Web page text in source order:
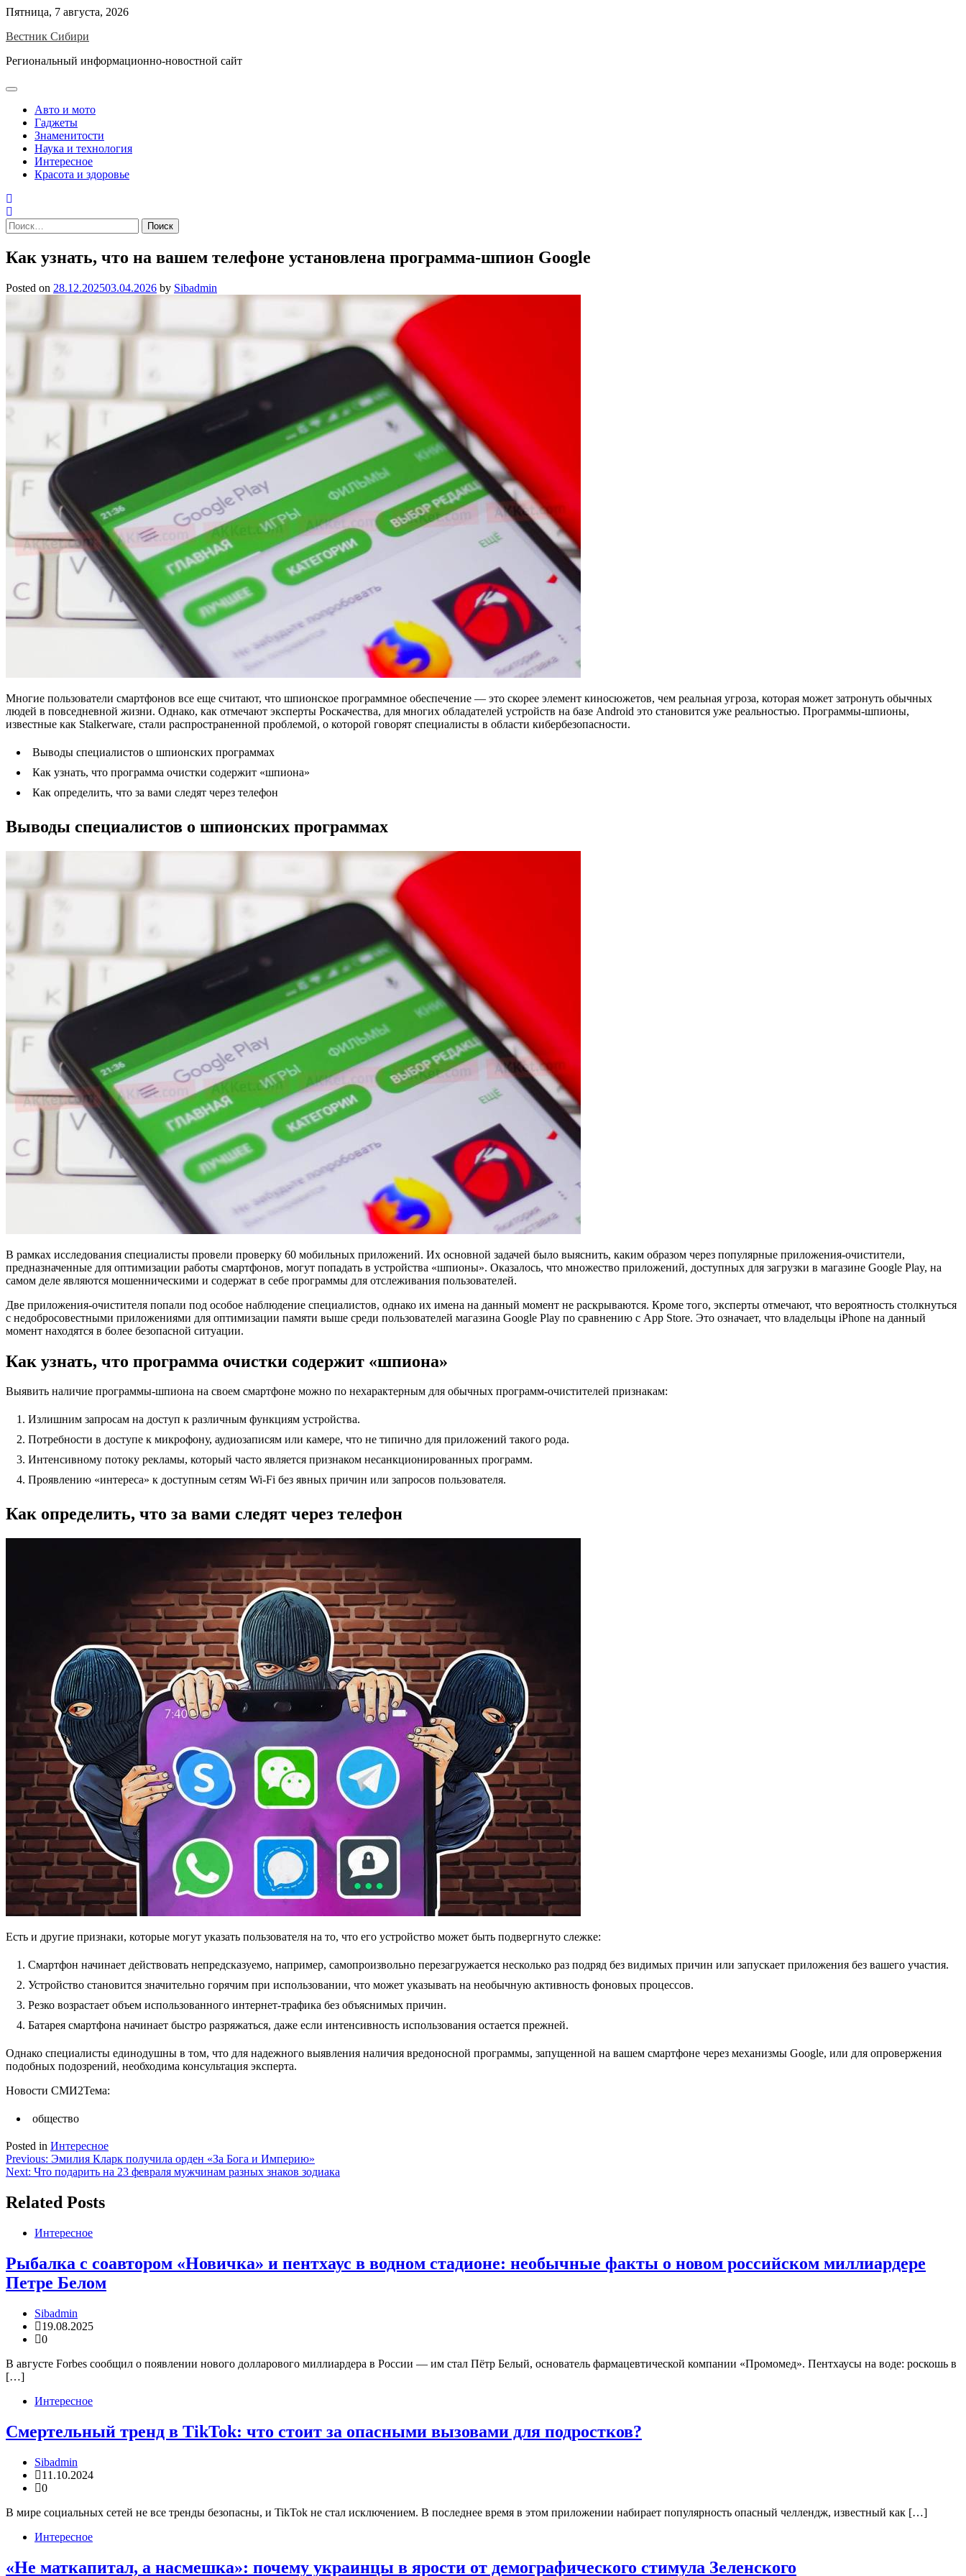
Skip
content
Пятница, 7 августа, 2026
Вестник Сибири
Региональный информационно-новостной сайт
Авто и мото
Гаджеты
Знаменитости
Наука и технология
Интересное
Красота и здоровье
Найти:
Как узнать, что на вашем телефоне установлена программа-шпион Google
Posted on 28.12.202503.04.2026 by Sibadmin
Многие пользователи смартфонов все еще считают, что шпионское программное обеспечение — это скорее элемент киносюжетов, чем реальная угроза, которая может затронуть обычных
людей в повседневной жизни. Однако, как отмечают эксперты Роскачества, для многих обладателей устройств на базе Android это становится уже реальностью. Программы-шпионы,
известные как Stalkerware, стали распространенной проблемой, о которой говорят специалисты в области кибербезопасности.
Выводы специалистов о шпионских программах
Как узнать, что программа очистки содержит «шпиона»
Как определить, что за вами следят через телефон
Выводы специалистов о шпионских программах
В рамках исследования специалисты провели проверку 60 мобильных приложений. Их основной задачей было выяснить, каким образом через популярные приложения-очистители,
предназначенные для оптимизации работы смартфонов, могут попадать в устройства «шпионы». Оказалось, что множество приложений, доступных для загрузки в магазине Google Play, на
самом деле являются мошенническими и содержат в себе программы для отслеживания пользователей.
Две приложения-очистителя попали под особое наблюдение специалистов, однако их имена на данный момент не раскрываются. Кроме того, эксперты отмечают, что вероятность столкнуться
с недобросовестными приложениями для оптимизации памяти выше среди пользователей магазина Google Play по сравнению с App Store. Это означает, что владельцы iPhone на данный
момент находятся в более безопасной ситуации.
Как узнать, что программа очистки содержит «шпиона»
Выявить наличие программы-шпиона на своем смартфоне можно по нехарактерным для обычных программ-очистителей признакам:
Излишним запросам на доступ к различным функциям устройства.
Потребности в доступе к микрофону, аудиозаписям или камере, что не типично для приложений такого рода.
Интенсивному потоку рекламы, который часто является признаком несанкционированных программ.
Проявлению «интереса» к доступным сетям Wi-Fi без явных причин или запросов пользователя.
Как определить, что за вами следят через телефон
Есть и другие признаки, которые могут указать пользователя на то, что его устройство может быть подвергнуто слежке:
Смартфон начинает действовать непредсказуемо, например, самопроизвольно перезагружается несколько раз подряд без видимых причин или запускает приложения без вашего участия.
Устройство становится значительно горячим при использовании, что может указывать на необычную активность фоновых процессов.
Резко возрастает объем использованного интернет-трафика без объяснимых причин.
Батарея смартфона начинает быстро разряжаться, даже если интенсивность использования остается прежней.
Однако специалисты единодушны в том, что для надежного выявления наличия вредоносной программы, запущенной на вашем смартфоне через механизмы Google, или для опровержения
подобных подозрений, необходима консультация эксперта.
Новости СМИ2Тема:
общество
Posted in Интересное
Навигация
по
записям
Previous: Эмилия Кларк получила орден «За Бога и Империю»
Next: Что подарить на 23 февраля мужчинам разных знаков зодиака
Related Posts
Интересное
Рыбалка с соавтором «Новичка» и пентхаус в водном стадионе: необычные факты о новом российском миллиардере
Петре Белом
Sibadmin
19.08.2025
0
В августе Forbes сообщил о появлении нового долларового миллиардера в России — им стал Пётр Белый, основатель фармацевтической компании «Промомед». Пентхаусы на воде: роскошь в
[…]
Интересное
Смертельный тренд в TikTok: что стоит за опасными вызовами для подростков?
Sibadmin
11.10.2024
0
В мире социальных сетей не все тренды безопасны, и TikTok не стал исключением. В последнее время в этом приложении набирает популярность опасный челлендж, известный как […]
Интересное
«Не маткапитал, а насмешка»: почему украинцы в ярости от демографического стимула Зеленского